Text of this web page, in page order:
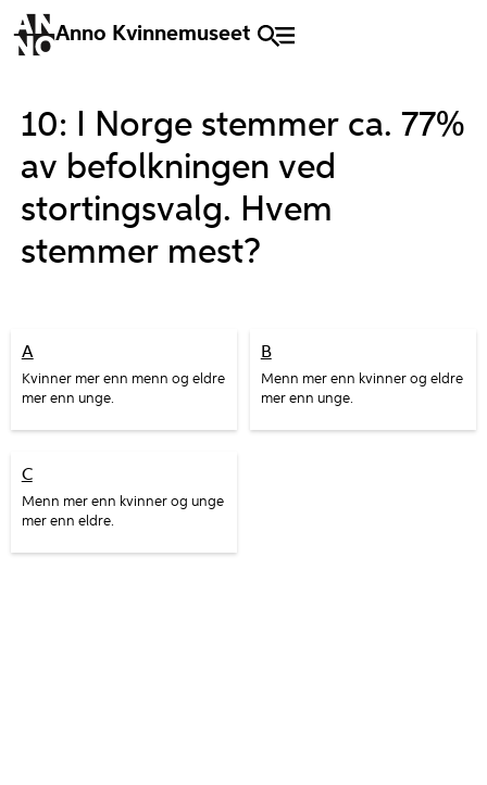
Anno Kvinnemuseet
10: I Norge stemmer ca. 77%
av befolkningen ved
stortingsvalg. Hvem
stemmer mest?
A
Kvinner mer enn menn og eldre
mer enn unge.
B
Menn mer enn kvinner og eldre
mer enn unge.
C
Menn mer enn kvinner og unge
mer enn eldre.